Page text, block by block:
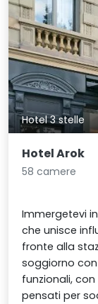
Hotel 3 stelle
Hotel Arok
58 camere
Immergetevi
che unisce
fronte alla
soggiorno
funzionali,
pensati per